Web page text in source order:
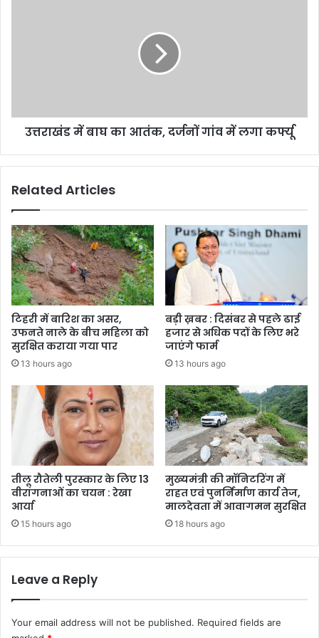
लगा
कर्फ्यूउत्तराखंड में बाघ का आतंक, दर्जनों गांव में लगा कर्फ्यू
Related Articles
टिहरी में बारिश का असर,
उफनते नाले के बीच महिला को
सुरक्षित कराया गया पार
13 hours ago
बड़ी ख़बर : दिसंबर से पहले ढाई
हजार से अधिक पदों के लिए भरे
जाएंगे फार्म
13 hours ago
तीलू रौतेली पुरस्कार के लिए 13
वीरांगनाओं का चयन : रेखा
आर्या
15 hours ago
मुख्यमंत्री की मॉनिटरिंग में
राहत एवं पुनर्निर्माण कार्य तेज,
मालदेवता में आवागमन सुरक्षित
18 hours ago
Leave a Reply
Your email address will not be published. Required fields are